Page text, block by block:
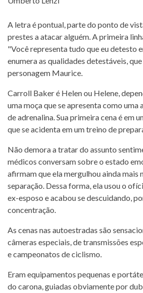
A letra é pontual, parte do ponto de
prestes a atacar alguém. A primeira
"Você representa tudo que eu detesto
enumera as qualidades detestáveis,
personagem Maurice.
Carroll Baker é Helen ou Helene,
uma moça que se apresenta como uma
de adrenalina. Sua primeira cena é em
que se acidenta em um treino de
Não demora a tratar do assunto
médicos conversam sobre o estado
afirmam que ela mergulhou ainda mais
separação. Dessa forma, ela usou o
ex-esposo e acabou se descuidando,
concentração.
As cenas nas autoestradas são
câmeras especiais, de transmissões
e campeonatos de ciclismo.
Eram equipamentos pequenas e
do carona, guiadas obviamente por